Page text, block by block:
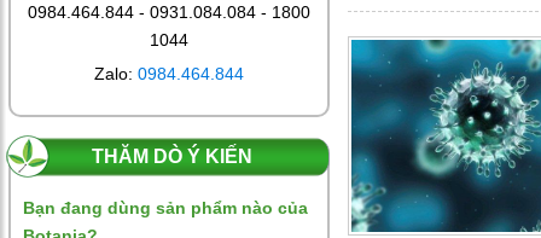
công nghệ hiện
đại trên thế
giới vào tận tay người Việt
Boni-Smok,
chắp cánh
niềm tin cho
0984.464.844 - 0931.084.084 - 1800
1044
Zalo: 0984.464.844
THĂM DÒ Ý KIẾN
Bạn đang dùng sản phẩm nào của